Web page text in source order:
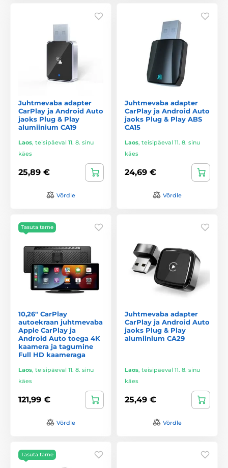
Juhtmevaba adapter
CarPlay ja Android Auto
jaoks Plug & Play
alumiinium CA19
Laos, teisipäeval 11. 8. sinu
käes
25,89 €
Võrdle
Juhtmevaba adapter
CarPlay ja Android Auto
jaoks Plug & Play ABS
CA15
Laos, teisipäeval 11. 8. sinu
käes
24,69 €
Võrdle
Tasuta tarne
10,26" CarPlay
autoekraan juhtmevaba
Apple CarPlay ja
Android Auto toega 4K
kaamera ja tagumine
Full HD kaameraga
Laos, teisipäeval 11. 8. sinu
käes
121,99 €
Võrdle
Juhtmevaba adapter
CarPlay ja Android Auto
jaoks Plug & Play
alumiinium CA29
Laos, teisipäeval 11. 8. sinu
käes
25,49 €
Võrdle
Tasuta tarne